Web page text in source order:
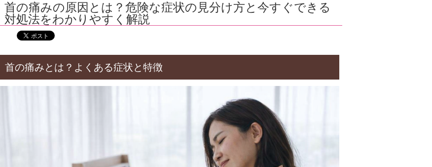
首の痛みの原因とは？危険な症状の見分け方と今すぐできる
対処法をわかりやすく解説
首の痛みとは？よくある症状と特徴